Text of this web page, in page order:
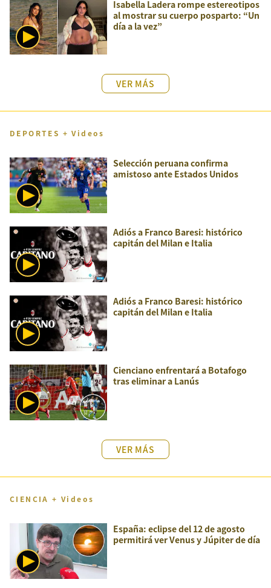
Isabella Ladera rompe estereotipos
al mostrar su cuerpo posparto: “Un
día a la vez”
VER MÁS
DEPORTES + Videos
Selección peruana confirma
amistoso ante Estados Unidos
Adiós a Franco Baresi: histórico
capitán del Milan e Italia
Adiós a Franco Baresi: histórico
capitán del Milan e Italia
Cienciano enfrentará a Botafogo
tras eliminar a Lanús
VER MÁS
CIENCIA + Videos
España: eclipse del 12 de agosto
permitirá ver Venus y Júpiter de día